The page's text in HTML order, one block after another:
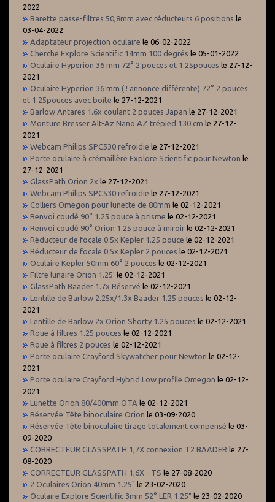
2022
Barette passe-filtres 50,8mm avec réducteurs 6 positions le
03-04-2022
Adaptateur projection oculaire le 06-02-2022
Cherche Explore Scientific 14mm 100 degrés le 05-01-2022
Oculaire Hyperion 36 mm 72° 2 pouces et 1.25pouces le 27-12-
2021
Oculaire Hyperion 36 mm ( ! annonce différente) 72° 2 pouces
et 1.25pouces avec boîte le 27-12-2021
Barlow Antares 1.6x coulant 2 pouces Japan le 27-12-2021
Monture Bresser Alt-Az Nano AZ trépied 130 cm le 27-12-
2021
Webcam Philips SPC530 refroidie le 27-12-2021
Porte oculaire à crémaillère Explore Scientific pour Newton le
27-12-2021
GlassPath Orion 2x le 27-12-2021
Webcam Philips SPC530 refroidie le 27-12-2021
Colliers Omegon pour lunette de 80mm le 02-12-2021
Renvoi coudé 90° 1.25 pouce à prisme le 02-12-2021
Renvoi coudé 90° Orion 1.25 pouce à miroir le 02-12-2021
Réducteur de focale 0.5x Kepler 1.25 pouce le 02-12-2021
Réducteur de focale 0.5x Kepler 2 pouces le 02-12-2021
Oculaire Kepler 50mm 60° 2 pouces le 02-12-2021
Filtre lunaire Orion 1.25’ le 02-12-2021
GlassPath Baader 1.7x Réservé le 02-12-2021
Lentille de Barlow 2.25x/1.3x Baader 1.25 pouces le 02-12-
2021
Lentille de Barlow 2x Orion Shorty 1.25 pouces le 02-12-2021
Roue à filtres 1.25 pouces le 02-12-2021
Roue à filtres 2 pouces le 02-12-2021
Porte oculaire Crayford Skywatcher pour Newton le 02-12-
2021
Porte oculaire Crayford Hybrid Low profile Omegon le 02-12-
2021
Lunette Orion 80/400mm OTA le 02-12-2021
Réservée Tête binoculaire Orion le 03-09-2020
Réservée Tête binoculaire tirage totalement compensé le 03-
09-2020
CORRECTEUR GLASSPATH 1,7X connexion T2 BAADER le 27-
08-2020
CORRECTEUR GLASSPATH 1,6X - TS le 27-08-2020
2 Oculaires Orion 40mm 1.25" le 23-02-2020
Oculaire Explore Scientific 3mm 52° LER 1.25" le 23-02-2020